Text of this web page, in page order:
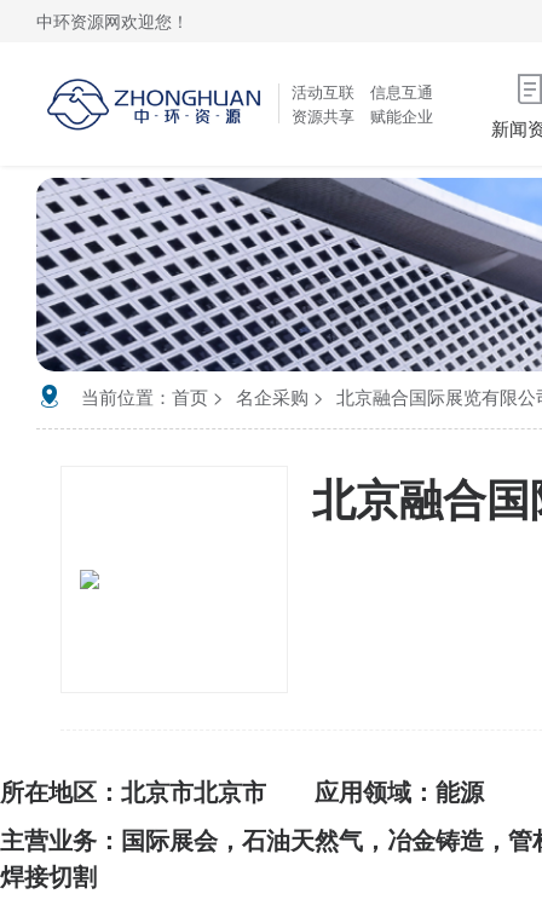
中环资源网欢迎您！
活动互联 信息互通
资源共享 赋能企业
新闻
当前位置： 首页 名企采购 北京融合国际展览有限公
北京融合
所在地区：北京市北京市
应用领域：能源
主营业务：国际展会，石油天然气，冶金铸造，管
焊接切割